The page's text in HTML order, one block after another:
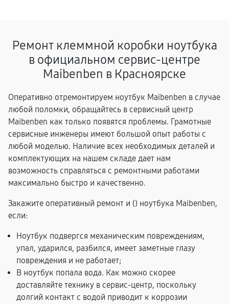
Ремонт клеммной коробки ноутбука
в официальном сервис-центре
Maibenben в Красноярске
Оперативно отремонтируем ноутбук Maibenben в случае
любой поломки, обращайтесь в сервисный центр
Maibenben как только появятся проблемы. Грамотные
сервисные инженеры имеют большой опыт работы с
любой моделью. Наличие всех необходимых деталей и
комплектующих на нашем складе дает нам
возможность справляться с ремонтными работами
максимально быстро и качественно.
Закажите оперативный ремонт и () ноутбука Maibenben,
если:
Ноутбук подвергся механическим повреждениям,
упал, ударился, разбился, имеет заметные глазу
повреждения и не работает;
В ноутбук попала вода. Как можно скорее
доставляйте технику в сервис-центр, поскольку
долгий контакт с водой приводит к коррозии